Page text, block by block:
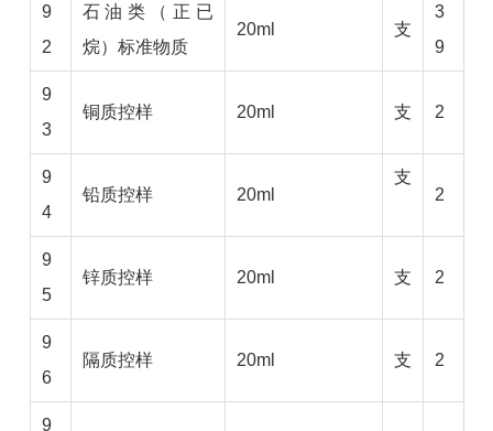
9
2
石油类（正已
烷）标准物质
20ml 支
3
9
9
3
铜质控样 20ml 支 2
9
4
铅质控样 20ml
支
2
9
5
锌质控样 20ml 支 2
9
6
隔质控样 20ml 支 2
9